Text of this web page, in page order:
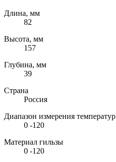
Длина, мм
82
Высота, мм
157
Глубина, мм
39
Страна
Россия
Диапазон измерения температур
0 -120
Материал гильзы
0 -120